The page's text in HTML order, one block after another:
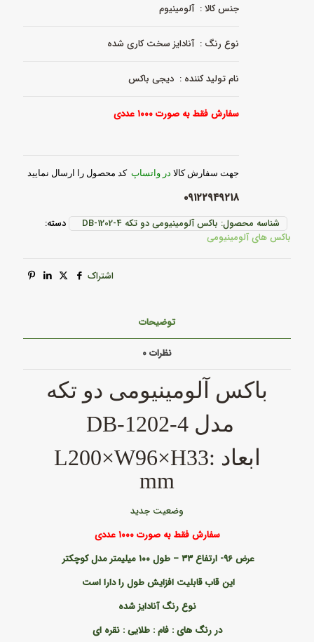
جنس کالا : آلومینیوم
نوع رنگ : آنادایز سخت کاری شده
نام تولید کننده : دیجی باکس
سفارش فقط به صورت ۱۰۰۰ عددی
جهت سفارش کالا در واتساپکد محصول را ارسال نمایید
۰۹۱۲۲۹۴۹۲۱۸
شناسه محصول: باکس آلومینیومی دو تکه DB-1202-4
دسته:
باکس های آلومینیومی
اشتراک
توضیحات
نظرات۰
باکس آلومینیومی دو تکه
مدل DB-1202-4
ابعاد :L200×W96×H33
mm
وضعیت جدید
سفارش فقط به صورت ۱۰۰۰ عددی
عرض ۹۶- ارتفاع ۳۳ – طول ۱۰۰ میلیمتر
مدل کوچکتر
این قاب قابلیت افزایش طول را دارا است
نوع رنگ آنادایز شده
در رنگ های : فام : طلایی : نقره ای